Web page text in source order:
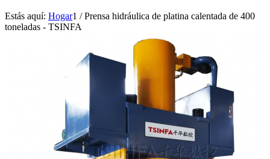
Estás aquí: Hogar1 / Prensa hidráulica de platina calentada de 400
toneladas - TSINFA